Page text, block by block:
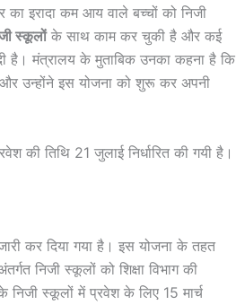
इरादा कम आय वाले बच्चों को निजी
स्कूलोंके साथ काम कर चुकी है और कई
है। मंत्रालय के मुताबिक उनका कहना है कि
उन्होंने इस योजना को शुरू कर अपनी
की तिथि 21 जुलाई निर्धारित की गयी है।
कर दिया गया है। इस योजना के तहत
निजी स्कूलों को शिक्षा विभाग की
निजी स्कूलों में प्रवेश के लिए 15 मार्च